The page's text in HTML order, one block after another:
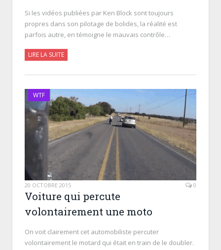
Si les vidéos publiées par Ken Block sont toujours
propres dans son pilotage de bolides, la réalité est
parfois autre, en témoigne le mauvais contrôle…
LIRE LA SUITE
WTF
20 OCTOBRE 2015 0
Voiture qui percute
volontairement une moto
On voit clairement cet automobiliste percuter
volontairement le motard qui était en train de le doubler.